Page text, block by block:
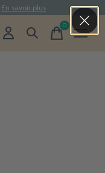
En savoir plus
0items